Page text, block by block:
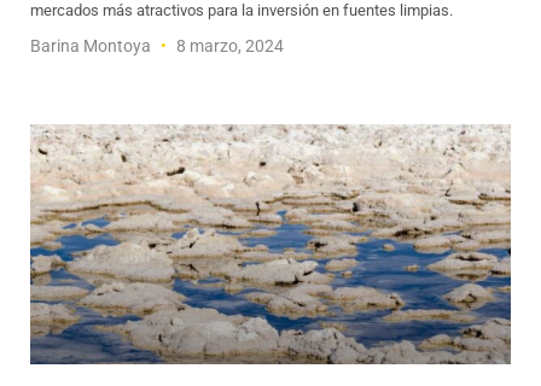
mercados más atractivos para la inversión en fuentes limpias.
Barina Montoya 8 marzo, 2024